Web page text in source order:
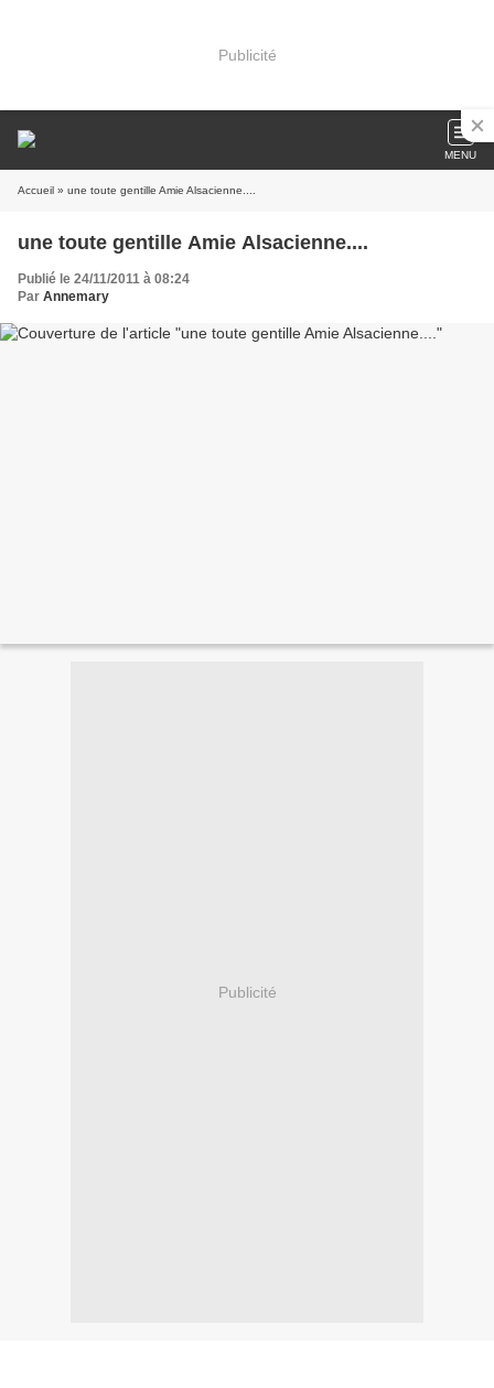
Publicité
MENU
Accueil » une toute gentille Amie Alsacienne....
une toute gentille Amie Alsacienne....
Publié le 24/11/2011 à 08:24
Par Annemary
Publicité